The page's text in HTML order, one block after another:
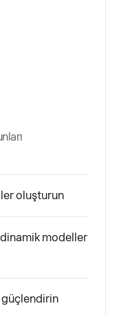
oluşturun
modeller
güçlendirin